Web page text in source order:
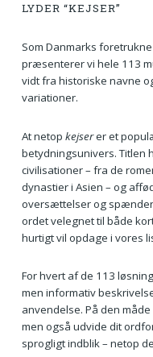
LYDER “KEJSER”
Som Danmarks
præsenterer vi hele 113
vidt fra historiske navne
variationer.
At netop kejserer et
betydningsunivers. Titlen
civilisationer – fra de
dynastier i Asien – og
oversættelser og
ordet velegnet til både
hurtigt vil opdage i vores
For hvert af de 113
men informativ
anvendelse. På den
men også udvide dit
sprogligt indblik – netop